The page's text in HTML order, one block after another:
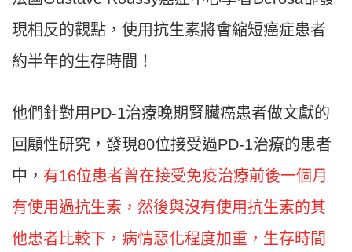
現相反的觀點，使用抗生素將會縮短癌症患者
約半年的生存時間！
他們針對用PD-1治療晚期腎臟癌患者做文獻的
回顧性研究，發現80位接受過PD-1治療的患者
中， 有16位患者曾在接受免疫治療前後一個月
有使用過抗生素，然後與沒有使用抗生素的其
他患者比較下，病情惡化程度加重，生存時間